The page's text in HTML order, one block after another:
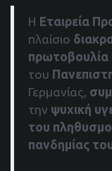
Η Εταιρεία
πλαίσιο
πρωτοβουλία
του
Γερμανίας,
την ψυχική
του
πανδημίας